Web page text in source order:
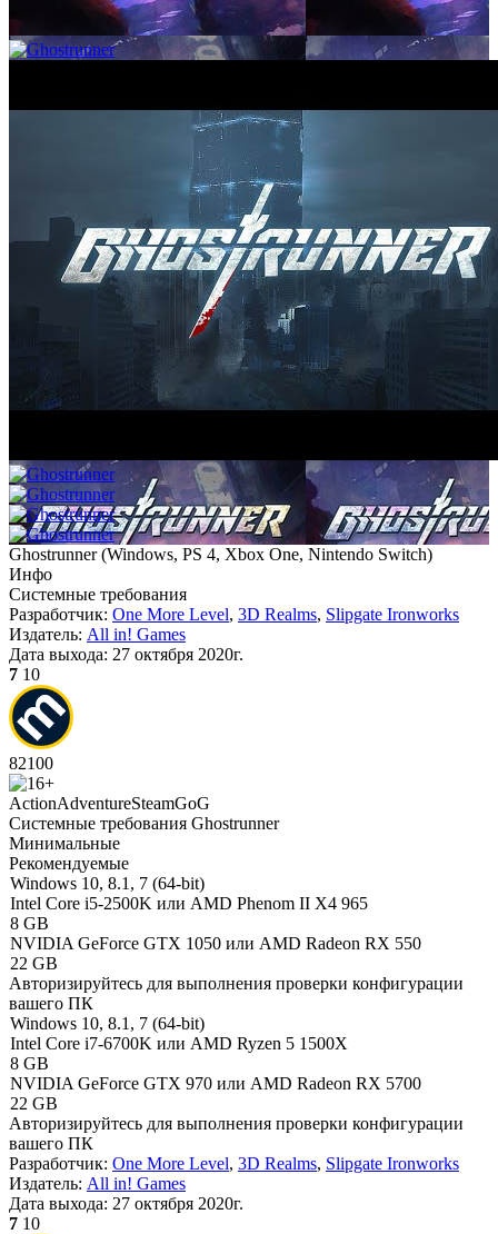
Ghostrunner (Windows, PS 4, Xbox One, Nintendo Switch)
Инфо
Системные требования
Разработчик: One More Level, 3D Realms, Slipgate Ironworks
Издатель: All in! Games
Дата выхода: 27 октября 2020г.
7 10
82100
ActionAdventureSteamGoG
Системные требования Ghostrunner
Минимальные
Рекомендуемые
Windows 10, 8.1, 7 (64-bit)
Intel Core i5-2500K или AMD Phenom II X4 965
8 GB
NVIDIA GeForce GTX 1050 или AMD Radeon RX 550
22 GB
Авторизируйтесь для выполнения проверки конфигурации
вашего ПК
Windows 10, 8.1, 7 (64-bit)
Intel Core i7-6700K или AMD Ryzen 5 1500X
8 GB
NVIDIA GeForce GTX 970 или AMD Radeon RX 5700
22 GB
Авторизируйтесь для выполнения проверки конфигурации
вашего ПК
Разработчик: One More Level, 3D Realms, Slipgate Ironworks
Издатель: All in! Games
Дата выхода: 27 октября 2020г.
7 10